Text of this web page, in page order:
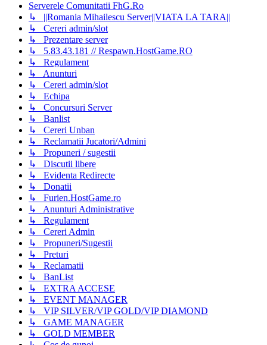
Serverele Comunitatii FhG.Ro
↳ ||Romania Mihailescu Server||VIATA LA TARA||
↳ Cereri admin/slot
↳ Prezentare server
↳ 5.83.43.181 // Respawn.HostGame.RO
↳ Regulament
↳ Anunturi
↳ Cereri admin/slot
↳ Echipa
↳ Concursuri Server
↳ Banlist
↳ Cereri Unban
↳ Reclamatii Jucatori/Admini
↳ Propuneri / sugestii
↳ Discutii libere
↳ Evidenta Redirecte
↳ Donatii
↳ Furien.HostGame.ro
↳ Anunturi Administrative
↳ Regulament
↳ Cereri Admin
↳ Propuneri/Sugestii
↳ Preturi
↳ Reclamatii
↳ BanList
↳ EXTRA ACCESE
↳ EVENT MANAGER
↳ VIP SILVER/VIP GOLD/VIP DIAMOND
↳ GAME MANAGER
↳ GOLD MEMBER